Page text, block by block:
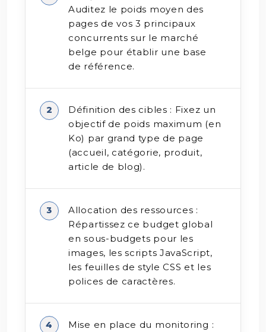
Auditez le poids moyen des
pages de vos 3 principaux
concurrents sur le marché
belge pour établir une base
de référence.
Définition des cibles : Fixez un
objectif de poids maximum (en
Ko) par grand type de page
(accueil, catégorie, produit,
article de blog).
Allocation des ressources :
Répartissez ce budget global
en sous-budgets pour les
images, les scripts JavaScript,
les feuilles de style CSS et les
polices de caractères.
Mise en place du monitoring :